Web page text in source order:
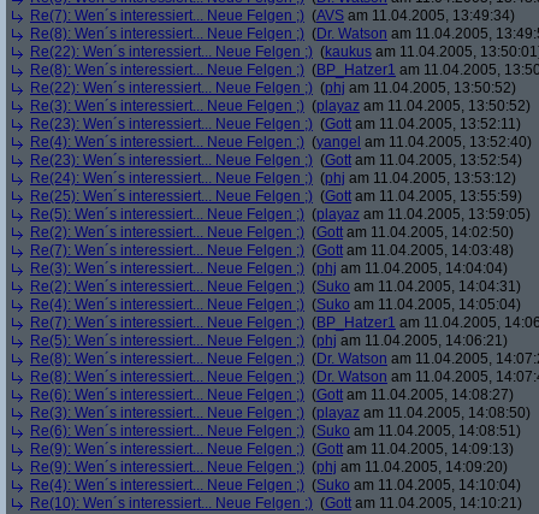
Re(7): Wen´s interessiert... Neue Felgen ;) (AVS am 11.04.2005, 13:49:34)
Re(8): Wen´s interessiert... Neue Felgen ;) (Dr. Watson am 11.04.2005,
Re(22): Wen´s interessiert... Neue Felgen ;) (kaukus am 11.04.2005,
Re(8): Wen´s interessiert... Neue Felgen ;) (BP_Hatzer1 am 11.04.2005,
Re(22): Wen´s interessiert... Neue Felgen ;) (phj am 11.04.2005, 13:50:52)
Re(3): Wen´s interessiert... Neue Felgen ;) (playaz am 11.04.2005, 13:50:52)
Re(23): Wen´s interessiert... Neue Felgen ;) (Gott am 11.04.2005, 13:52:11)
Re(4): Wen´s interessiert... Neue Felgen ;) (yangel am 11.04.2005, 13:52:40)
Re(23): Wen´s interessiert... Neue Felgen ;) (Gott am 11.04.2005, 13:52:54)
Re(24): Wen´s interessiert... Neue Felgen ;) (phj am 11.04.2005, 13:53:12)
Re(25): Wen´s interessiert... Neue Felgen ;) (Gott am 11.04.2005, 13:55:59)
Re(5): Wen´s interessiert... Neue Felgen ;) (playaz am 11.04.2005, 13:59:05)
Re(2): Wen´s interessiert... Neue Felgen ;) (Gott am 11.04.2005, 14:02:50)
Re(7): Wen´s interessiert... Neue Felgen ;) (Gott am 11.04.2005, 14:03:48)
Re(3): Wen´s interessiert... Neue Felgen ;) (phj am 11.04.2005, 14:04:04)
Re(2): Wen´s interessiert... Neue Felgen ;) (Suko am 11.04.2005, 14:04:31)
Re(4): Wen´s interessiert... Neue Felgen ;) (Suko am 11.04.2005, 14:05:04)
Re(7): Wen´s interessiert... Neue Felgen ;) (BP_Hatzer1 am 11.04.2005,
Re(5): Wen´s interessiert... Neue Felgen ;) (phj am 11.04.2005, 14:06:21)
Re(8): Wen´s interessiert... Neue Felgen ;) (Dr. Watson am 11.04.2005,
Re(8): Wen´s interessiert... Neue Felgen ;) (Dr. Watson am 11.04.2005,
Re(6): Wen´s interessiert... Neue Felgen ;) (Gott am 11.04.2005, 14:08:27)
Re(3): Wen´s interessiert... Neue Felgen ;) (playaz am 11.04.2005, 14:08:50)
Re(6): Wen´s interessiert... Neue Felgen ;) (Suko am 11.04.2005, 14:08:51)
Re(9): Wen´s interessiert... Neue Felgen ;) (Gott am 11.04.2005, 14:09:13)
Re(9): Wen´s interessiert... Neue Felgen ;) (phj am 11.04.2005, 14:09:20)
Re(4): Wen´s interessiert... Neue Felgen ;) (Suko am 11.04.2005, 14:10:04)
Re(10): Wen´s interessiert... Neue Felgen ;) (Gott am 11.04.2005, 14:10:21)